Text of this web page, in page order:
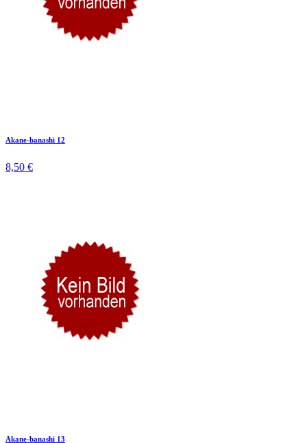
Akane-banashi 12
8,50 €
Akane-banashi 13